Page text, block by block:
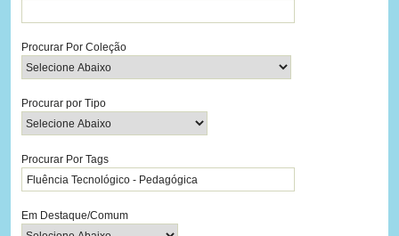
Procurar Por Coleção
Procurar por Tipo
Procurar Por Tags
Em Destaque/Comum